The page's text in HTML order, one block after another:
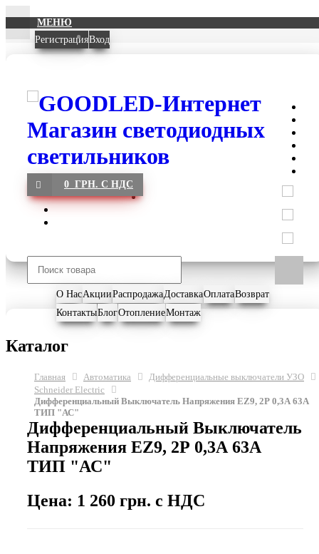
МЕНЮ
РегистрацияВход
0 ГРН. С НДС
О НасАкцииРаспродажаДоставкаОплатаВозврат
КонтактыБлогОтоплениеМонтаж
Каталог
Главная Автоматика
Дифференциальные выключатели УЗО
Schneider Electric
Дифференциальный Выключатель Напряжения EZ9, 2Р 0,3А 63А
ТИП "АС"
Дифференциальный Выключатель
Напряжения EZ9, 2Р 0,3А 63А
ТИП "АС"
Цена: 1 260 грн. с НДС